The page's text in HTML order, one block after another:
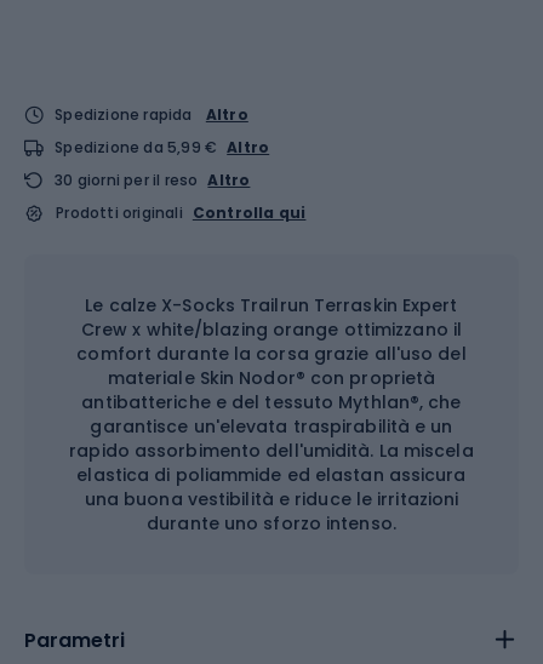
Spedizione rapida
Altro
Spedizione da 5,99 € Altro
30 giorni per il reso Altro
Prodotti originali Controlla qui
Le calze X-Socks Trailrun Terraskin Expert
Crew x white/blazing orange ottimizzano il
comfort durante la corsa grazie all'uso del
materiale Skin Nodor® con proprietà
antibatteriche e del tessuto Mythlan®, che
garantisce un'elevata traspirabilità e un
rapido assorbimento dell'umidità. La miscela
elastica di poliammide ed elastan assicura
una buona vestibilità e riduce le irritazioni
durante uno sforzo intenso.
Parametri